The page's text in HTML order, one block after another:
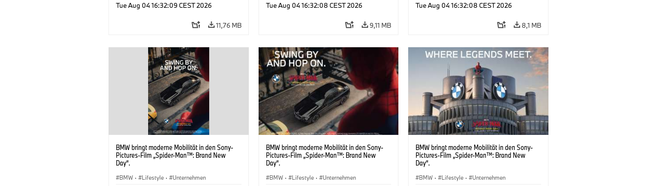
Tue Aug 04 16:32:09 CEST 2026
11,76 MB
Tue Aug 04 16:32:08 CEST 2026
9,11 MB
Tue Aug 04 16:32:08 CEST 2026
8,1 MB
BMW bringt moderne Mobilität in den Sony-
Pictures-Film „Spider-Man™: Brand New
Day“.
BMW · Lifestyle · Unternehmen
BMW bringt moderne Mobilität in den Sony-
Pictures-Film „Spider-Man™: Brand New
Day“.
BMW · Lifestyle · Unternehmen
BMW bringt moderne Mobilität in den Sony-
Pictures-Film „Spider-Man™: Brand New
Day“.
BMW · Lifestyle · Unternehmen